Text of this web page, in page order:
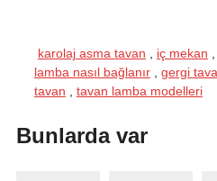
karolaj asma tavan , iç mekan ,
lamba nasıl bağlanır, gergi
tavan , tavan lamba modelleri
Bunlarda var